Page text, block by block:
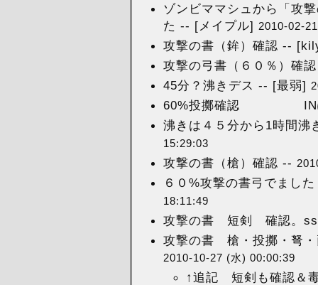
ゾンビママシュから「攻
た -- [メイプル] 2010-02-
攻撃の書（鉾）確認 --
攻撃の弓書（６０％）確
45分？沸きデス -- [最弱]
60%投擲確認 IN
沸きは４５分から1時間
15:29:03
攻撃の書（槍）確認 --
６０%攻撃の書弓でまし
18:11:49
攻撃の書 短剣 確認。
攻撃の書 槍・投擲・弩
2010-10-27 (水) 00:00:39
↑追記 短剣も確認＆